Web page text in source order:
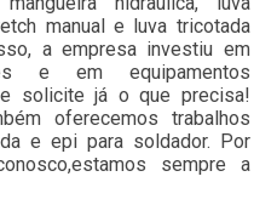
manual e luva tricotada
a empresa investiu em
e em equipamentos
solicite já o que precisa!
oferecemos trabalhos
e epi para soldador. Por
sempre a